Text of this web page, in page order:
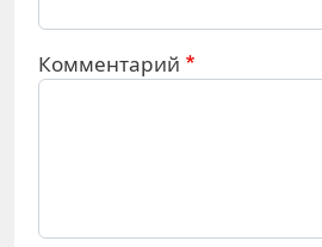
Комментарий